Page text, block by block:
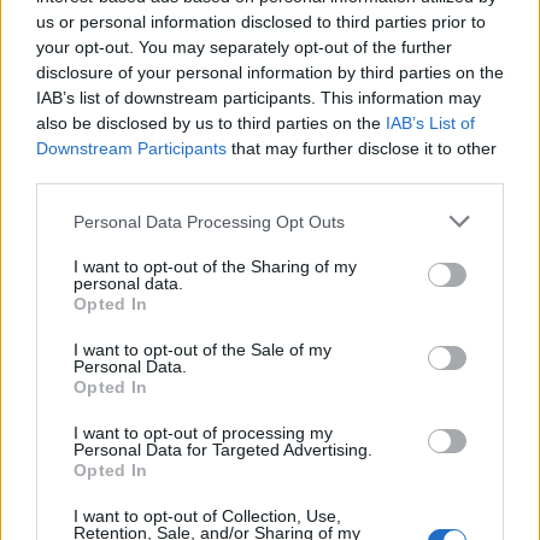
us or personal information disclosed to third parties prior to
your opt-out. You may separately opt-out of the further
disclosure of your personal information by third parties on the
IAB’s list of downstream participants. This information may
also be disclosed by us to third parties on the IAB’s List of
Downstream Participants that may further disclose it to other
Personal Data Processing Opt Outs
I want to opt-out of the Sharing of my
personal data.
Opted In
I want to opt-out of the Sale of my
Personal Data.
Opted In
I want to opt-out of processing my
Personal Data for Targeted Advertising.
Opted In
I want to opt-out of Collection, Use,
Retention, Sale, and/or Sharing of my
Τα φρούτα που επιλέγουν 4 ενδοκρινολόγοι για καλύτερο
έλεγχο του σακχάρου
03:34
Το απολαυστικό βίντεο της Νατάσας Θεοδωρίδου με τη
μητέρα της
Ο έρωτας θα πρωταγωνιστήσει στη ζωή αυτών των
01:42
dress code
Παιδιά στην πισίνα: 6 απαράβατοι κανόνες για την
πρόληψη του πνιγμού
00:00
Ανατριχιαστικό βίντεο από τον σεισμό στην Ιαπωνία: